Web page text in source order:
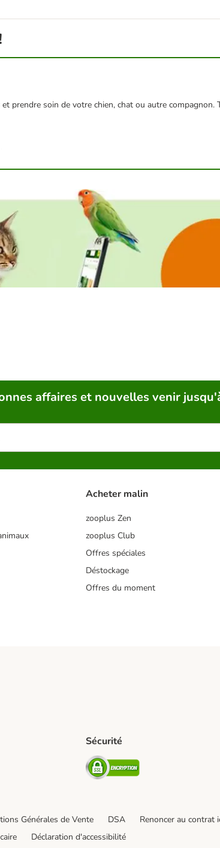
prendre soin de votre chien, chat ou autre compagnon.
affaires et nouvelles venir
Acheter malin
zooplus Zen
zooplus Club
Offres spéciales
Déstockage
Offres du moment
relay Shipping Method
Sécurité
Security
Générales de Vente DSA
Renoncer au contrat
Déclaration d'accessibilité